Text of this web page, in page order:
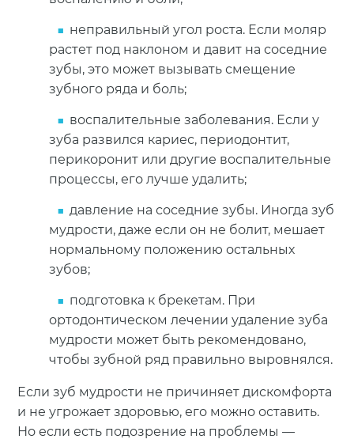
неправильный угол роста. Если моляр
растет под наклоном и давит на соседние
зубы, это может вызывать смещение
зубного ряда и боль;
воспалительные заболевания. Если у
зуба развился кариес, периодонтит,
перикоронит или другие воспалительные
процессы, его лучше удалить;
давление на соседние зубы. Иногда зуб
мудрости, даже если он не болит, мешает
нормальному положению остальных
зубов;
подготовка к брекетам. При
ортодонтическом лечении удаление зуба
мудрости может быть рекомендовано,
чтобы зубной ряд правильно выровнялся.
Если зуб мудрости не причиняет дискомфорта
и не угрожает здоровью, его можно оставить.
Но если есть подозрение на проблемы —